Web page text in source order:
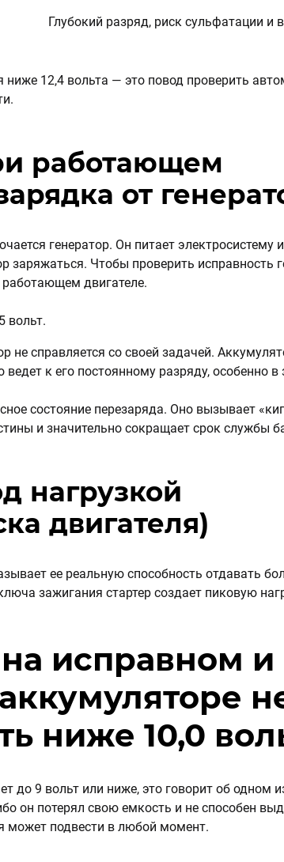
Глубокий разряд, риск сульфатации и
ниже 12,4 вольта — это повод проверить
работающем
от
генератор. Он питает электросистему и
заряжаться. Чтобы проверить исправность
двигателе.
вольт.
не справляется со своей задачей.
ведет к его постоянному разряду, особенно
состояние перезаряда. Оно вызывает
и значительно сокращает срок службы
нагрузкой
двигателя)
ее реальную способность отдавать
зажигания стартер создает пиковую
исправном и
ниже 10,0
до 9 вольт или ниже, это говорит об одном
он потерял свою емкость и не способен
может подвести в любой момент.